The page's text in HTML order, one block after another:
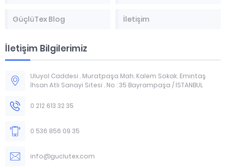
GüçlüTex Blog İletişim
İletişim Bilgilerimiz
Uluyol Caddesi . Muratpaşa Mah. Kalem Sokak. Emintaş
İhsan Atlı Sanayi Sitesi . No : 35 Bayrampaşa / İSTANBUL
0 212 613 32 35
0 536 856 09 35
info@guclutex.com